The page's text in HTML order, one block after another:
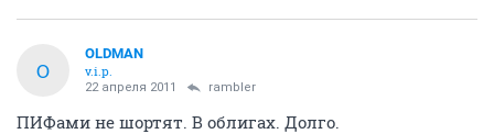
O
OLDMAN
v.i.p.
22 апреля 2011 rambler
ПИФами не шортят. В облигах. Долго.